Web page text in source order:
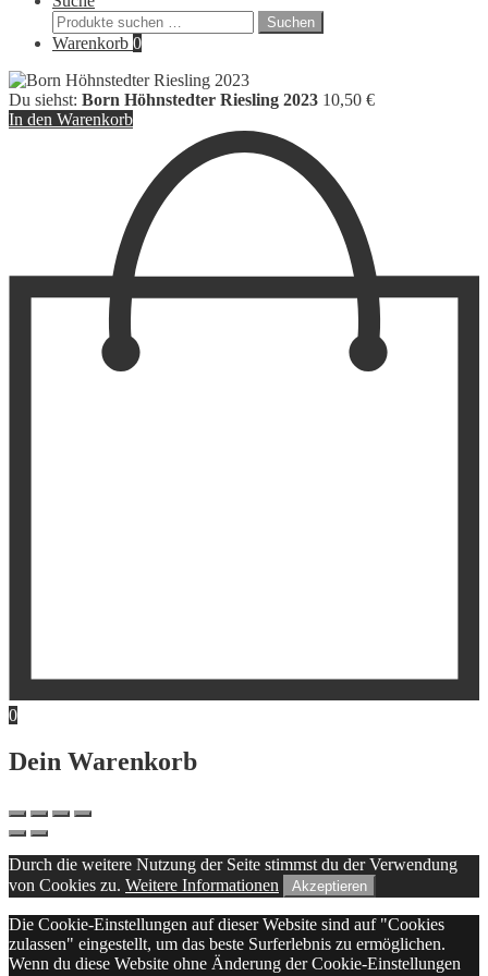
Suchen
nach:
Suchen
Warenkorb 0
Du siehst: Born Höhnstedter Riesling 2023 10,50 €
In den Warenkorb
0
Dein Warenkorb
Durch die weitere Nutzung der Seite stimmst du der Verwendung
von Cookies zu. Weitere Informationen Akzeptieren
Die Cookie-Einstellungen auf dieser Website sind auf "Cookies
zulassen" eingestellt, um das beste Surferlebnis zu ermöglichen.
Wenn du diese Website ohne Änderung der Cookie-Einstellungen